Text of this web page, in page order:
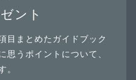
ント
目まとめたガイドブック
思うポイントについて、
。